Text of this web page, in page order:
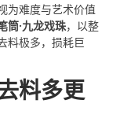
为难度与艺术价值
筒·九龙戏珠，以整
料极多，损耗巨
料多更